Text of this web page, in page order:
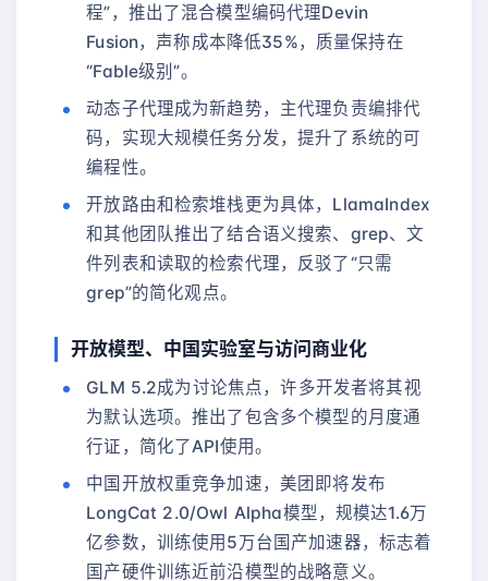
程”，推出了混合模型编码代理Devin
Fusion，声称成本降低35%，质量保持在
“Fable级别”。
动态子代理成为新趋势，主代理负责编排代
码，实现大规模任务分发，提升了系统的可
编程性。
开放路由和检索堆栈更为具体，LlamaIndex
和其他团队推出了结合语义搜索、grep、文
件列表和读取的检索代理，反驳了“只需
grep”的简化观点。
开放模型、中国实验室与访问商业化
GLM 5.2成为讨论焦点，许多开发者将其视
为默认选项。推出了包含多个模型的月度通
行证，简化了API使用。
中国开放权重竞争加速，美团即将发布
LongCat 2.0/Owl Alpha模型，规模达1.6万
亿参数，训练使用5万台国产加速器，标志着
国产硬件训练近前沿模型的战略意义。